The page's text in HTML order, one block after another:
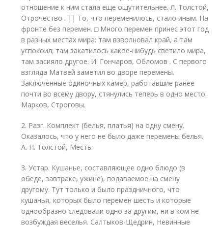
отношение к ним стала еще ощутительнее. Л. Толстой,
Отрочество . || То, что переменилось, стало иным. На
фронте без перемен. □ Много перемен принес этот год
в разных местах мира: там взволновал край, а там
успокоил; там закатилось какое-нибудь светило мира,
там засияло другое. И. Гончаров, Обломов . С первого
взгляда Матвей заметил во дворе перемены.
Заключенные одиночных камер, работавшие ранее
почти во всему двору, стянулись теперь в одно место.
Марков, Строговы.
2. Разг. Комплект (белья, платья) на одну смену.
Оказалось, что у него не было даже перемены белья.
А. Н. Толстой, Месть.
3. Устар. Кушанье, составляющее одно блюдо (в
обеде, завтраке, ужине), подаваемое на смену
другому. Тут только и было праздничного, что
кушанья, которых было перемен шесть и которые
однообразно следовали одно за другим, ни в ком не
возбуждая веселья. Салтыков-Щедрин, Невинные